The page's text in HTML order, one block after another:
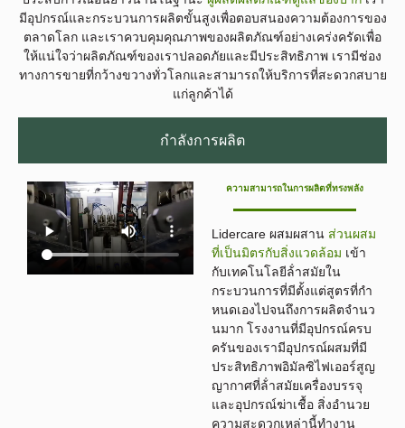
มีอุปกรณ์และกระบวนการผลิตขั้นสูงเพื่อตอบสนองความต้องการของ
ตลาดโลก และเราควบคุมคุณภาพของผลิตภัณฑ์อย่างเคร่งครัดเพื่อ
ให้แน่ใจว่าผลิตภัณฑ์ของเราปลอดภัยและมีประสิทธิภาพ เรามีช่อง
ทางการขายที่กว้างขวางทั่วโลกและสามารถให้บริการที่สะดวกสบาย
แก่ลูกค้าได้
กําลังการผลิต
ความสามารถในการผลิตที่ทรงพลัง
Lidercare ผสมผสาน ส่วนผสม
ที่เป็นมิตรกับสิ่งแวดล้อม เข้า
กับเทคโนโลยีล้ําสมัยใน
กระบวนการที่มีตั้งแต่สูตรที่กํา
หนดเองไปจนถึงการผลิตจํานว
นมาก โรงงานที่มีอุปกรณ์ครบ
ครันของเรามีอุปกรณ์ผสมที่มี
ประสิทธิภาพอิมัลซิไฟเออร์สูญ
ญากาศที่ล้ําสมัยเครื่องบรรจุ
และอุปกรณ์ฆ่าเชื้อ สิ่งอํานวย
ความสะดวกเหล่านี้ทํางาน